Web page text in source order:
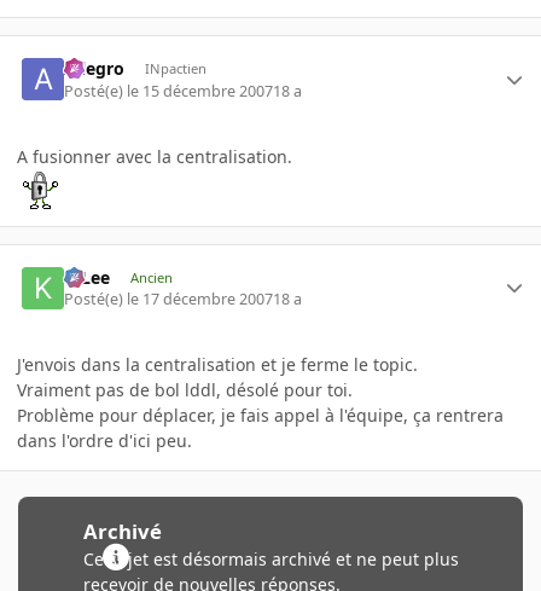
Allegro INpactien
Posté(e) le 15 décembre 200718 a
A fusionner avec la centralisation.
K-Lee Ancien
Posté(e) le 17 décembre 200718 a
J'envois dans la centralisation et je ferme le topic.
Vraiment pas de bol lddl, désolé pour toi.
Problème pour déplacer, je fais appel à l'équipe, ça rentrera
dans l'ordre d'ici peu.
Archivé
Ce sujet est désormais archivé et ne peut plus
recevoir de nouvelles réponses.